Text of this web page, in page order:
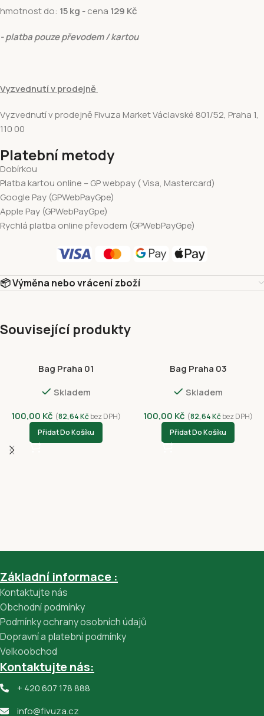
hmotnost do: 15 kg - cena 129 Kč
- platba pouze převodem / kartou
Vyzvednutí v prodejně
Vyzvednutí v prodejně Fivuza Market Václavské 801/52, Praha 1,
110 00
Platební metody
Dobírkou
Platba kartou online – GP webpay ( Visa, Mastercard)
Google Pay (GPWebPayGpe)
Apple Pay (GPWebPayGpe)
Rychlá platba online převodem (GPWebPayGpe)
📦 Výměna nebo vrácení zboží
Související produkty
Bag Praha 01
Skladem
100,00 Kč (82,64Kčbez DPH)
Přidat Do Košíku
Bag Praha 03
Skladem
100,00 Kč (82,64Kčbez DPH)
Přidat Do Košíku
Základní informace :
Kontaktujte nás
Obchodní podmínky
Podmínky ochrany osobních údajů
Dopravní a platební podmínky
Velkoobchod
Kontaktujte nás:
+ 420 607 178 888
info@fivuza.cz